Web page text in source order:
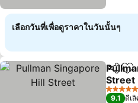
เลือกวันที่เพื่อดูราคาในวันนั้นๆ
แชร์ เ
Street
ดูราคา
5 ดาว
9.1 ดีเ